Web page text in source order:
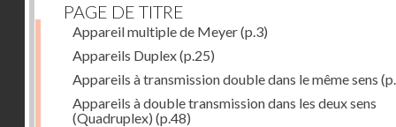
PAGE DE TITRE
Appareil multiple de Meyer(p.3)
Appareils Duplex(p.25)
Appareils à transmission double dans le même sens
Appareils à double transmission dans les deux sens
(Quadruplex) (p.48)